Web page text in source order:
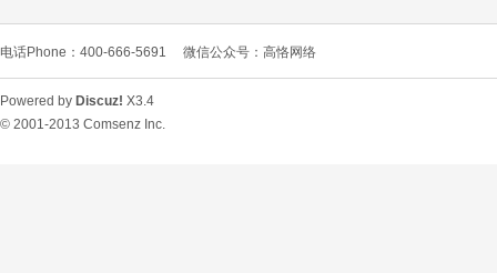
电话Phone：400-666-5691 微信公众号：高恪网络
Powered by Discuz! X3.4
© 2001-2013 Comsenz Inc.